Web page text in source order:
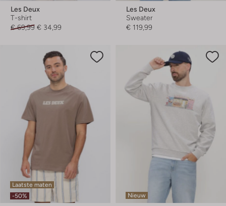
Les Deux
T-shirt
€ 69,99 € 34,99
Les Deux
Sweater
€ 119,99
Laatste maten
-50%
Nieuw